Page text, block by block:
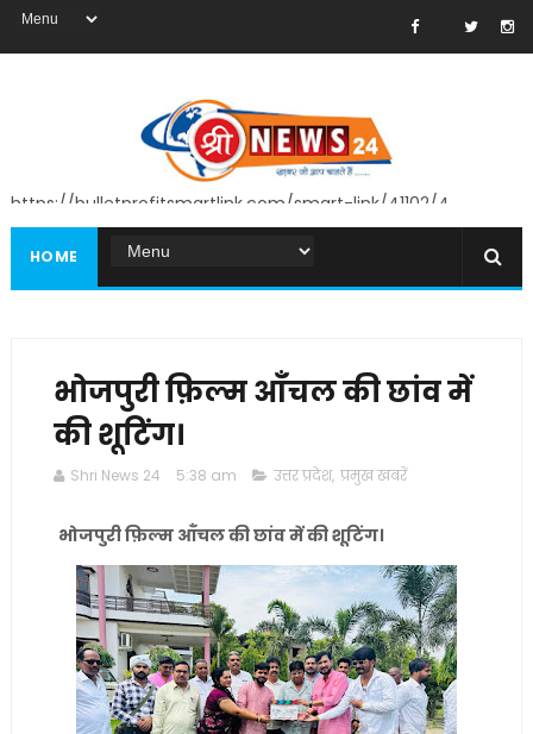
https://bulletprofitsmartlink.com/smart-link/41102/4
HOME
भोजपुरी फ़िल्म आँचल की छांव में
की शूटिंग।
Shri News 24 5:38 am उत्तर प्रदेश, प्रमुख खबरें
भोजपुरी फ़िल्म आँचल की छांव में की शूटिंग।